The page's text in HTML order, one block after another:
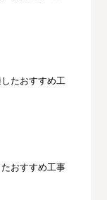
たおすすめ工
おすすめ工事